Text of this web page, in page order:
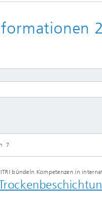
7
bündeln Kompetenzen in